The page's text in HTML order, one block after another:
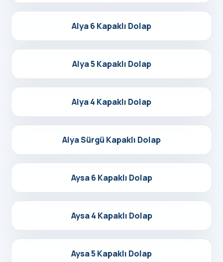
Detayları Gör
Alya 6 Kapaklı Dolap
Detayları Gör
Alya 5 Kapaklı Dolap
Detayları Gör
Alya 4 Kapaklı Dolap
Detayları Gör
Alya Sürgü Kapaklı Dolap
Detayları Gör
Aysa 6 Kapaklı Dolap
Detayları Gör
Aysa 4 Kapaklı Dolap
Detayları Gör
Aysa 5 Kapaklı Dolap